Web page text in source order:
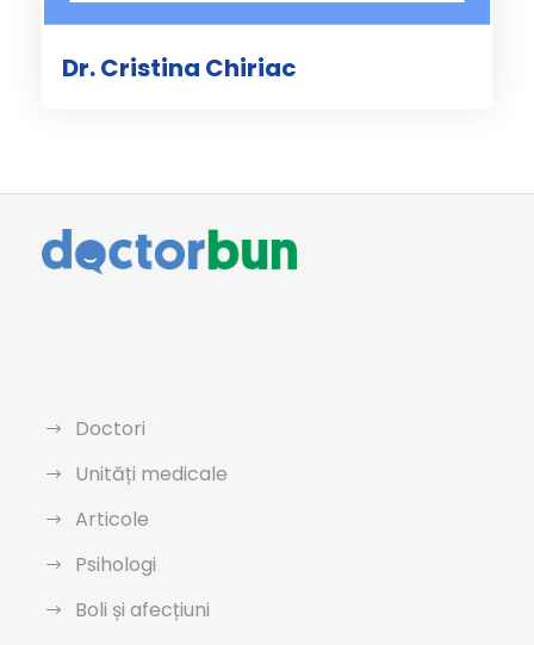
Dr. Cristina Chiriac
Doctori
Unități medicale
Articole
Psihologi
Boli și afecțiuni